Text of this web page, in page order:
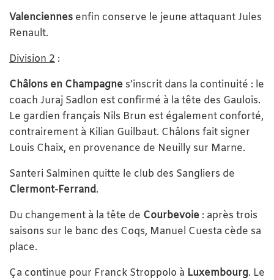
Valenciennes enfin conserve le jeune attaquant Jules
Renault.
Division 2 :
Châlons en Champagne s’inscrit dans la continuité : le
coach Juraj Sadlon est confirmé à la tête des Gaulois.
Le gardien français Nils Brun est également conforté,
contrairement à Kilian Guilbaut. Châlons fait signer
Louis Chaix, en provenance de Neuilly sur Marne.
Santeri Salminen quitte le club des Sangliers de
Clermont-Ferrand.
Du changement à la tête de Courbevoie : après trois
saisons sur le banc des Coqs, Manuel Cuesta cède sa
place.
Ça continue pour Franck Stroppolo à Luxembourg. Le